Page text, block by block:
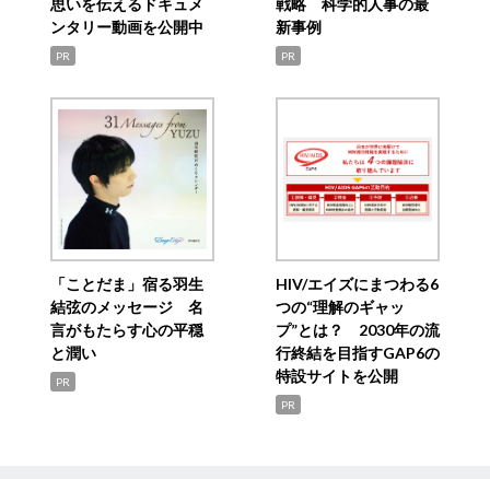
思いを伝えるドキュメ
ンタリー動画を公開中
PR
戦略 科学的人事の最
新事例
PR
「ことだま」宿る羽生
結弦のメッセージ 名
言がもたらす心の平穏
と潤い
PR
HIV/エイズにまつわる6
つの“理解のギャッ
プ”とは？ 2030年の流
行終結を目指すGAP6の
特設サイトを公開
PR